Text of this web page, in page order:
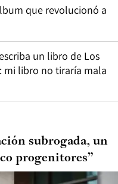
que revolucionó a
un libro de Los
mi libro no tiraría mala
subrogada, un
progenitores”